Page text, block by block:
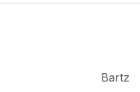
Bartz